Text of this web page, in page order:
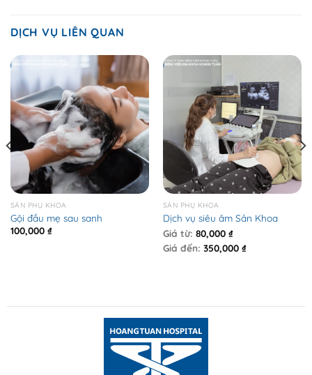
DỊCH VỤ LIÊN QUAN
SẢN PHỤ KHOA
Gội đầu mẹ sau sanh
100,000 ₫
SẢN PHỤ KHOA
Dịch vụ siêu âm Sản Khoa
Giá từ: 80,000 ₫
Giá đến: 350,000 ₫